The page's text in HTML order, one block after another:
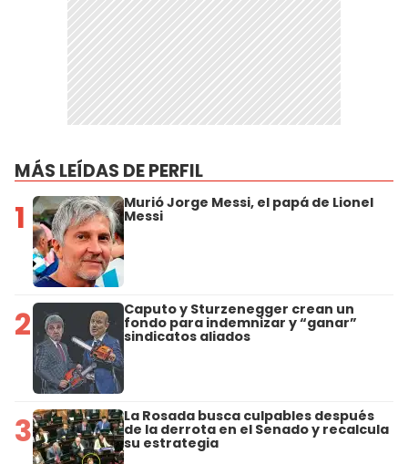
MÁS LEÍDAS DE PERFIL
1 Murió Jorge Messi, el papá de Lionel
Messi
2 Caputo y Sturzenegger crean un
fondo para indemnizar y “ganar”
sindicatos aliados
3 La Rosada busca culpables después
de la derrota en el Senado y recalcula
su estrategia